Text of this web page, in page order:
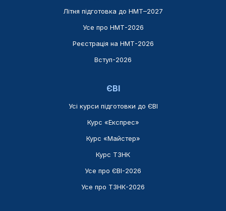
Літня підготовка до НМТ–2027
Усе про НМТ-2026
Реєстрація на НМТ-2026
Вступ-2026
ЄВІ
Усі курси підготовки до ЄВІ
Курс «Експрес»
Курс «Майстер»
Курс ТЗНК
Усе про ЄВІ-2026
Усе про ТЗНК-2026